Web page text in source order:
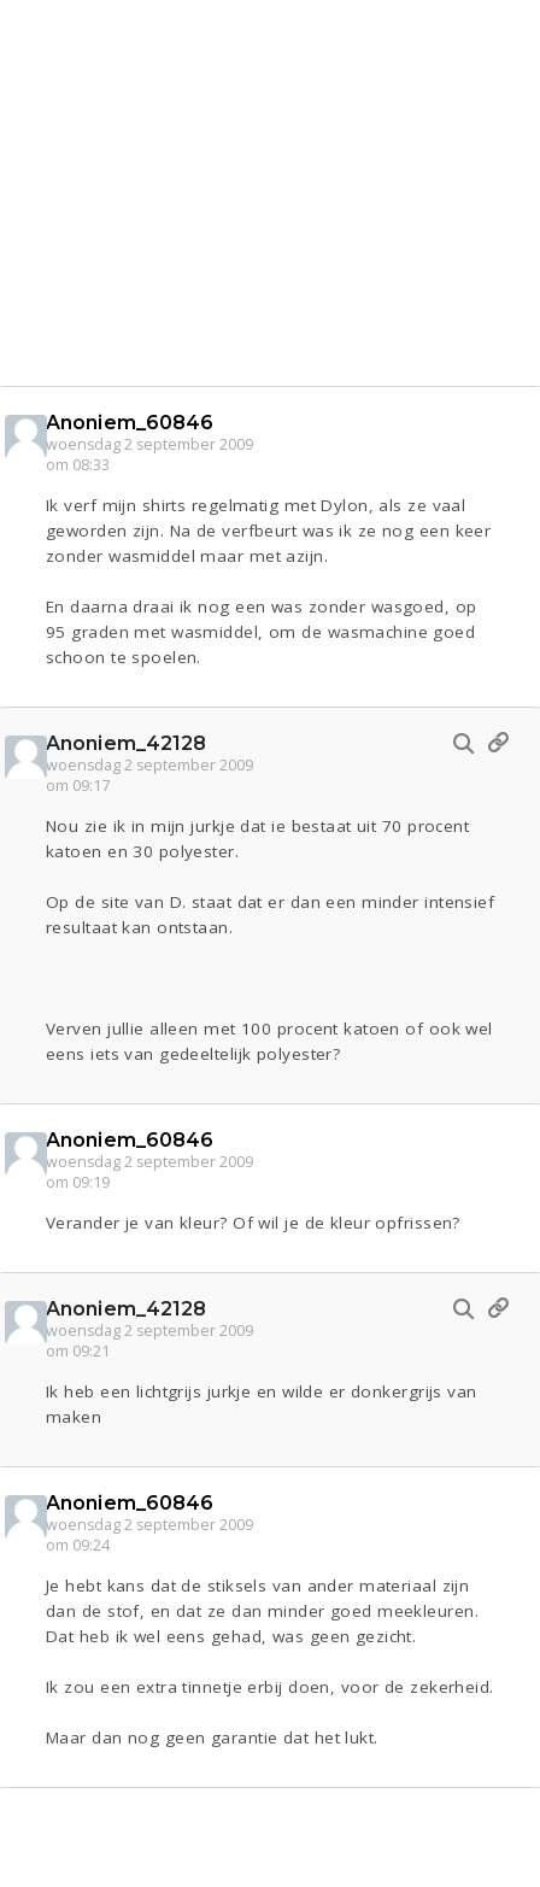
Anoniem_60846
woensdag 2 september 2009
om 08:33
Ik verf mijn shirts regelmatig met Dylon, als ze vaal
geworden zijn. Na de verfbeurt was ik ze nog een keer
zonder wasmiddel maar met azijn.
En daarna draai ik nog een was zonder wasgoed, op
95 graden met wasmiddel, om de wasmachine goed
schoon te spoelen.
Anoniem_42128
woensdag 2 september 2009
om 09:17
Nou zie ik in mijn jurkje dat ie bestaat uit 70 procent
katoen en 30 polyester.
Op de site van D. staat dat er dan een minder intensief
resultaat kan ontstaan.
Verven jullie alleen met 100 procent katoen of ook wel
eens iets van gedeeltelijk polyester?
Anoniem_60846
woensdag 2 september 2009
om 09:19
Verander je van kleur? Of wil je de kleur opfrissen?
Anoniem_42128
woensdag 2 september 2009
om 09:21
Ik heb een lichtgrijs jurkje en wilde er donkergrijs van
maken
Anoniem_60846
woensdag 2 september 2009
om 09:24
Je hebt kans dat de stiksels van ander materiaal zijn
dan de stof, en dat ze dan minder goed meekleuren.
Dat heb ik wel eens gehad, was geen gezicht.
Ik zou een extra tinnetje erbij doen, voor de zekerheid.
Maar dan nog geen garantie dat het lukt.